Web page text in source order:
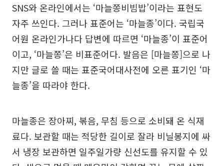
SNS와 온라인에서는 ‘마늘쫑비빔밥’이라는 표현도
자주 쓰인다. 그러나 표준어는 ‘마늘종’이다. 국립국
어원 온라인가나다 답변에 따르면 ‘마늘종’이 표준어
이고, ‘마늘쫑’은 비표준어다. 발음은 [마늘쫑]으로 나
지만 글로 쓸 때는 표준국어대사전에 오른 표기인 ‘마
늘종’을 따라야 한다.
마늘종은 장아찌, 볶음, 무침 등으로 소비돼 온 식재
료다. 보관할 때는 적당한 길이로 잘라 비닐봉지에 싸
서 냉장 보관하면 일주일가량 신선도를 유지할 수 있